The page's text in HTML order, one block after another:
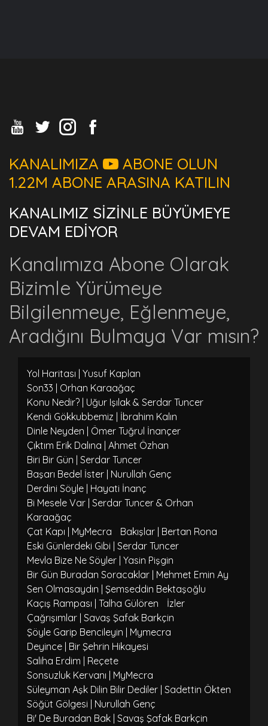
KANALIMIZA
ABONE OLUN
1.22M ABONE ARASINA KATILIN
KANALIMIZ SİZİNLE BÜYÜMEYE
DEVAM EDİYOR
Kanalımıza Abone Olarak
Bizimle Yürümeye
Bilgilenmeye, Eğlenmeye,
Aradığını Bulmaya Var mısın?
Yol Haritası | Yusuf Kaplan
Son33 | Orhan Karaağaç
Konu Nedir? | Uğur Işılak & Serdar Tuncer
Kendi Gökkubbemiz | İbrahim Kalın
Dinle Neyden | Ömer Tuğrul İnançer
Çıktım Erik Dalına | Ahmet Özhan
Biri Bir Gün | Serdar Tuncer
Başarı Bedel İster | Nurullah Genç
Derdini Söyle | Hayati İnanç
Bi Mesele Var | Serdar Tuncer & Orhan
Karaağaç
Çat Kapı | MyMecra
Bakışlar | Bertan Rona
Eski Günlerdeki Gibi | Serdar Tuncer
Mevla Bize Ne Söyler | Yasin Pişgin
Bir Gün Buradan Soracaklar | Mehmet Emin Ay
Sen Olmasaydın | Şemseddin Bektaşoğlu
Kaçış Rampası | Talha Gülören
İzler
Çağrışımlar | Savaş Şafak Barkçin
Şöyle Garip Bencileyin | Mymecra
Deyince | Bir Şehrin Hikayesi
Saliha Erdim | Reçete
Sonsuzluk Kervanı | MyMecra
Süleyman Aşk Dilin Bilir Dediler | Sadettin Ökten
Söğüt Gölgesi | Nurullah Genç
Bi' De Buradan Bak | Savaş Şafak Barkçin